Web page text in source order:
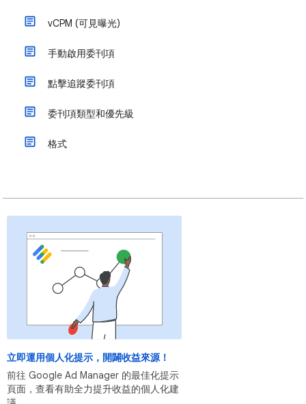
vCPM (可見曝光)
手動啟用委刊項
點擊追蹤委刊項
委刊項類型和優先級
格式
立即運用個人化提示，開闢收益來源！
前往 Google Ad Manager 的最佳化提示
頁面，查看有助全力提升收益的個人化建